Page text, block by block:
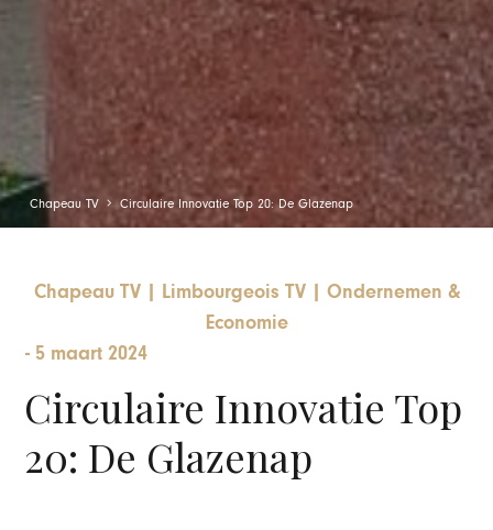
Chapeau TV Circulaire Innovatie Top 20: De Glazenap
Chapeau TV Limbourgeois TV
Ondernemen &
Economie
- 5 maart 2024
Circulaire Innovatie Top
20: De Glazenap